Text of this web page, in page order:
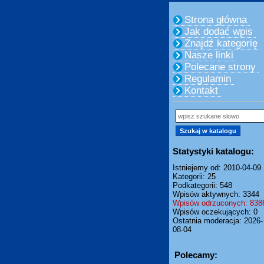
Strona główna
Jak dodać wpis
Znajdź kategorię
Nasze linki
Polecane strony
Regulamin
Kontakt
Statystyki katalogu:
Istniejemy od: 2010-04-09
Kategorii: 25
Podkategorii: 548
Wpisów aktywnych: 3344
Wpisów odrzuconych:
Wpisów oczekujących: 0
Ostatnia moderacja: 2026-
08-04
Polecamy: